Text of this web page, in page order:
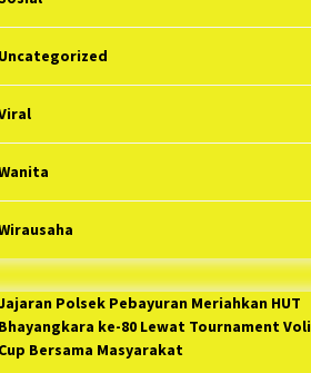
Uncategorized
Polsek Pebayuran Meriahkan HUT
Bhayangkara ke-80 Lewat Tournament Voli
Cup Bersama Masyarakat